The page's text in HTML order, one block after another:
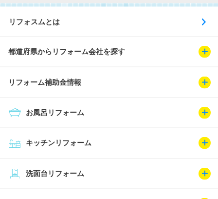
リフォスムとは
都道府県からリフォーム会社を探す
リフォーム補助金情報
キッチンリフォーム
お風呂リフォーム
洗面台リフォーム